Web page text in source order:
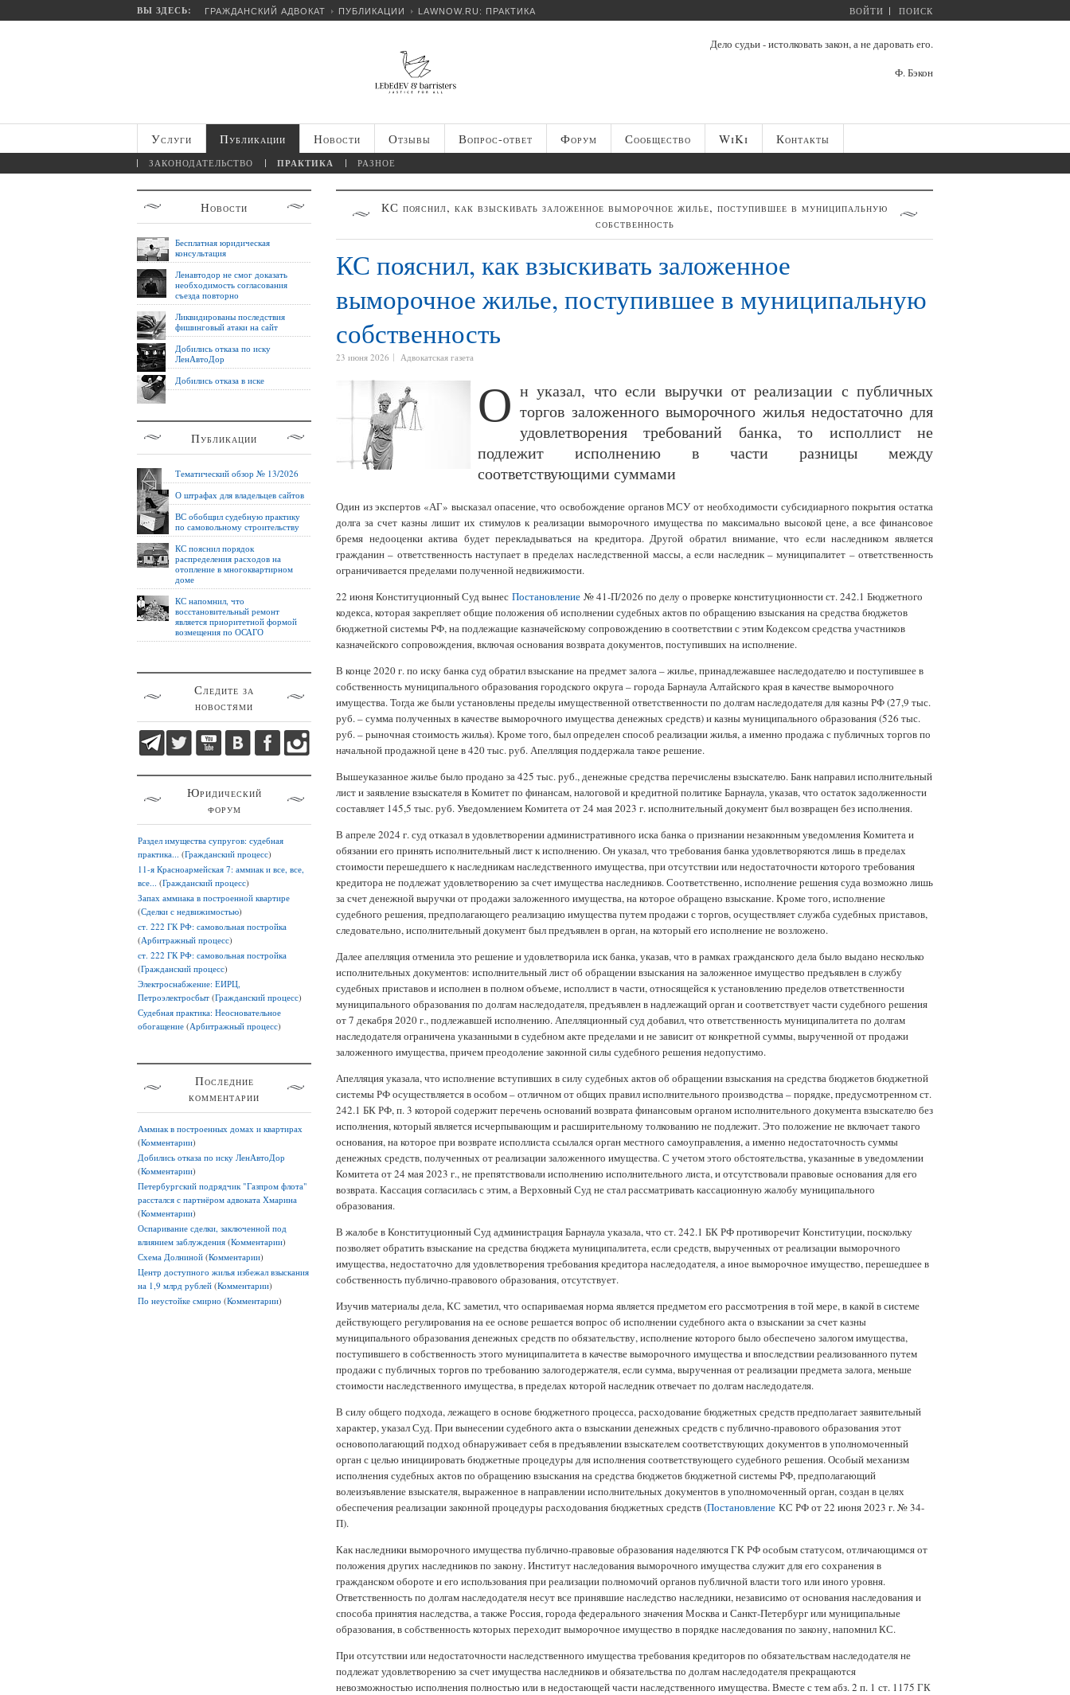
ВЫ ЗДЕСЬ: ГРАЖДАНСКИЙ АДВОКАТ ПУБЛИКАЦИИ LAWNOW.RU: ПРАКТИКА ВОЙТИ ПОИСК
Дело судьи - истолковать закон, а не даровать его.
Ф. Бэкон
Услуги Публикации Новости Отзывы Вопрос-ответ Форум Сообщество WiKi Контакты
ЗАКОНОДАТЕЛЬСТВО ПРАКТИКА РАЗНОЕ
КС пояснил, как взыскивать заложенное выморочное жилье, поступившее в муниципальную
собственность
КС пояснил, как взыскивать заложенное
выморочное жилье, поступившее в муниципальную
собственность
23 июня 2026 Адвокатская газета
О н указал, что если выручки от реализации с публичных
торгов заложенного выморочного жилья недостаточно для
удовлетворения требований банка, то исполлист не
подлежит исполнению в части разницы между
соответствующими суммами
Один из экспертов «АГ» высказал опасение, что освобождение органов МСУ от необходимости субсидиарного покрытия остатка
долга за счет казны лишит их стимулов к реализации выморочного имущества по максимально высокой цене, а все финансовое
бремя недооценки актива будет перекладываться на кредитора. Другой обратил внимание, что если наследником является
гражданин – ответственность наступает в пределах наследственной массы, а если наследник – муниципалитет – ответственность
ограничивается пределами полученной недвижимости.
22 июня Конституционный Суд вынес Постановление № 41-П/2026 по делу о проверке конституционности ст. 242.1 Бюджетного
кодекса, которая закрепляет общие положения об исполнении судебных актов по обращению взыскания на средства бюджетов
бюджетной системы РФ, на подлежащие казначейскому сопровождению в соответствии с этим Кодексом средства участников
казначейского сопровождения, включая основания возврата документов, поступивших на исполнение.
В конце 2020 г. по иску банка суд обратил взыскание на предмет залога – жилье, принадлежавшее наследодателю и поступившее в
собственность муниципального образования городского округа – города Барнаула Алтайского края в качестве выморочного
имущества. Тогда же были установлены пределы имущественной ответственности по долгам наследодателя для казны РФ (27,9 тыс.
руб. – сумма полученных в качестве выморочного имущества денежных средств) и казны муниципального образования (526 тыс.
руб. – рыночная стоимость жилья). Кроме того, был определен способ реализации жилья, а именно продажа с публичных торгов по
начальной продажной цене в 420 тыс. руб. Апелляция поддержала такое решение.
Вышеуказанное жилье было продано за 425 тыс. руб., денежные средства перечислены взыскателю. Банк направил исполнительный
лист и заявление взыскателя в Комитет по финансам, налоговой и кредитной политике Барнаула, указав, что остаток задолженности
составляет 145,5 тыс. руб. Уведомлением Комитета от 24 мая 2023 г. исполнительный документ был возвращен без исполнения.
В апреле 2024 г. суд отказал в удовлетворении административного иска банка о признании незаконным уведомления Комитета и
обязании его принять исполнительный лист к исполнению. Он указал, что требования банка удовлетворяются лишь в пределах
стоимости перешедшего к наследникам наследственного имущества, при отсутствии или недостаточности которого требования
кредитора не подлежат удовлетворению за счет имущества наследников. Соответственно, исполнение решения суда возможно лишь
за счет денежной выручки от продажи заложенного имущества, на которое обращено взыскание. Кроме того, исполнение
судебного решения, предполагающего реализацию имущества путем продажи с торгов, осуществляет служба судебных приставов,
следовательно, исполнительный документ был предъявлен в орган, на который его исполнение не возложено.
Далее апелляция отменила это решение и удовлетворила иск банка, указав, что в рамках гражданского дела было выдано несколько
исполнительных документов: исполнительный лист об обращении взыскания на заложенное имущество предъявлен в службу
судебных приставов и исполнен в полном объеме, исполлист в части, относящейся к установлению пределов ответственности
муниципального образования по долгам наследодателя, предъявлен в надлежащий орган и соответствует части судебного решения
от 7 декабря 2020 г., подлежавшей исполнению. Апелляционный суд добавил, что ответственность муниципалитета по долгам
наследодателя ограничена указанными в судебном акте пределами и не зависит от конкретной суммы, вырученной от продажи
заложенного имущества, причем преодоление законной силы судебного решения недопустимо.
Апелляция указала, что исполнение вступивших в силу судебных актов об обращении взыскания на средства бюджетов бюджетной
системы РФ осуществляется в особом – отличном от общих правил исполнительного производства – порядке, предусмотренном ст.
242.1 БК РФ, п. 3 которой содержит перечень оснований возврата финансовым органом исполнительного документа взыскателю без
исполнения, который является исчерпывающим и расширительному толкованию не подлежит. Это положение не включает такого
основания, на которое при возврате исполлиста ссылался орган местного самоуправления, а именно недостаточность суммы
денежных средств, полученных от реализации заложенного имущества. С учетом этого обстоятельства, указанные в уведомлении
Комитета от 24 мая 2023 г., не препятствовали исполнению исполнительного листа, и отсутствовали правовые основания для его
возврата. Кассация согласилась с этим, а Верховный Суд не стал рассматривать кассационную жалобу муниципального
образования.
В жалобе в Конституционный Суд администрация Барнаула указала, что ст. 242.1 БК РФ противоречит Конституции, поскольку
позволяет обратить взыскание на средства бюджета муниципалитета, если средств, вырученных от реализации выморочного
имущества, недостаточно для удовлетворения требования кредитора наследодателя, а иное выморочное имущество, перешедшее в
собственность публично-правового образования, отсутствует.
Изучив материалы дела, КС заметил, что оспариваемая норма является предметом его рассмотрения в той мере, в какой в системе
действующего регулирования на ее основе решается вопрос об исполнении судебного акта о взыскании за счет казны
муниципального образования денежных средств по обязательству, исполнение которого было обеспечено залогом имущества,
поступившего в собственность этого муниципалитета в качестве выморочного имущества и впоследствии реализованного путем
продажи с публичных торгов по требованию залогодержателя, если сумма, вырученная от реализации предмета залога, меньше
стоимости наследственного имущества, в пределах которой наследник отвечает по долгам наследодателя.
В силу общего подхода, лежащего в основе бюджетного процесса, расходование бюджетных средств предполагает заявительный
характер, указал Суд. При вынесении судебного акта о взыскании денежных средств с публично-правового образования этот
основополагающий подход обнаруживает себя в предъявлении взыскателем соответствующих документов в уполномоченный
орган с целью инициировать бюджетные процедуры для исполнения соответствующего судебного решения. Особый механизм
исполнения судебных актов по обращению взыскания на средства бюджетов бюджетной системы РФ, предполагающий
волеизъявление взыскателя, выраженное в направлении исполнительных документов в уполномоченный орган, создан в целях
обеспечения реализации законной процедуры расходования бюджетных средств (Постановление КС РФ от 22 июня 2023 г. № 34-
П).
Как наследники выморочного имущества публично-правовые образования наделяются ГК РФ особым статусом, отличающимся от
положения других наследников по закону. Институт наследования выморочного имущества служит для его сохранения в
гражданском обороте и его использования при реализации полномочий органов публичной власти того или иного уровня.
Ответственность по долгам наследодателя несут все принявшие наследство наследники, независимо от основания наследования и
способа принятия наследства, а также Россия, города федерального значения Москва и Санкт-Петербург или муниципальные
образования, в собственность которых переходит выморочное имущество в порядке наследования по закону, напомнил КС.
При отсутствии или недостаточности наследственного имущества требования кредиторов по обязательствам наследодателя не
подлежат удовлетворению за счет имущества наследников и обязательства по долгам наследодателя прекращаются
невозможностью исполнения полностью или в недостающей части наследственного имущества. Вместе с тем абз. 2 п. 1 ст. 1175 ГК
Новости
Бесплатная юридическая
консультация
Ленавтодор не смог доказать
необходимость согласования
съезда повторно
Ликвидированы последствия
фишинговый атаки на сайт
Добились отказа по иску
ЛенАвтоДор
Добились отказа в иске
Публикации
Тематический обзор № 13/2026
О штрафах для владельцев сайтов
ВС обобщил судебную практику
по самовольному строительству
КС пояснил порядок
распределения расходов на
отопление в многоквартирном
доме
КС напомнил, что
восстановительный ремонт
является приоритетной формой
возмещения по ОСАГО
Следите за
новостями
Юридический
форум
Раздел имущества супругов: судебная
практика... (Гражданский процесс)
11-я Красноармейская 7: аммиак и все, все,
все... (Гражданский процесс)
Запах аммиака в построенной квартире
(Сделки с недвижимостью)
ст. 222 ГК РФ: самовольная постройка
(Арбитражный процесс)
ст. 222 ГК РФ: самовольная постройка
(Гражданский процесс)
Электроснабжение: ЕИРЦ,
Петроэлектросбыт (Гражданский процесс)
Судебная практика: Неосновательное
обогащение (Арбитражный процесс)
Последние
комментарии
Аммиак в построенных домах и квартирах
(Комментарии)
Добились отказа по иску ЛенАвтоДор
(Комментарии)
Петербургский подрядчик "Газпром флота"
расстался с партнёром адвоката Хмарина
(Комментарии)
Оспаривание сделки, заключенной под
влиянием заблуждения (Комментарии)
Схема Долниной (Комментарии)
Центр доступного жилья избежал взыскания
на 1,9 млрд рублей (Комментарии)
По неустойке смирно (Комментарии)